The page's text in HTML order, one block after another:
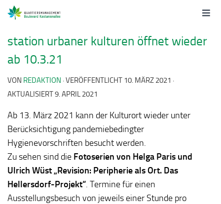
station urbaner kulturen öffnet wieder
ab 10.3.21
VON REDAKTION · VERÖFFENTLICHT 10. MÄRZ 2021 ·
AKTUALISIERT9. APRIL 2021
Ab 13. März 2021 kann der Kulturort wieder unter
Berücksichtigung pandemiebedingter
Hygienevorschriften besucht werden.
Zu sehen sind die Fotoserien von Helga Paris und
Ulrich Wüst „Revision: Peripherie als Ort. Das
Hellersdorf-Projekt“. Termine für einen
Ausstellungsbesuch von jeweils einer Stunde pro